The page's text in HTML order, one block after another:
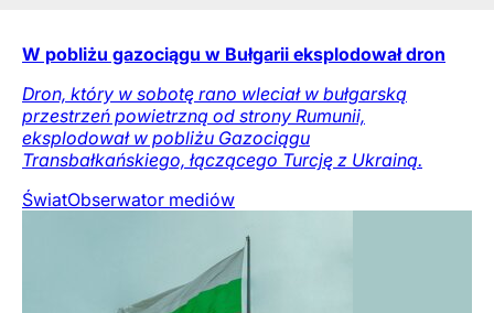
W pobliżu gazociągu w Bułgarii eksplodował dron
Dron, który w sobotę rano wleciał w bułgarską
przestrzeń powietrzną od strony Rumunii,
eksplodował w pobliżu Gazociągu
Transbałkańskiego, łączącego Turcję z Ukrainą.
ŚwiatObserwator mediów